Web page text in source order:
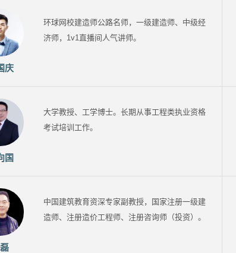
庆
环球网校建造师公路名师，一级建造师、中级经
济师，1v1直播间人气讲师。
国
大学教授、工学博士。长期从事工程类执业资格
考试培训工作。
中国建筑教育资深专家副教授，国家注册一级建
造师、注册造价工程师、注册咨询师（投资）。